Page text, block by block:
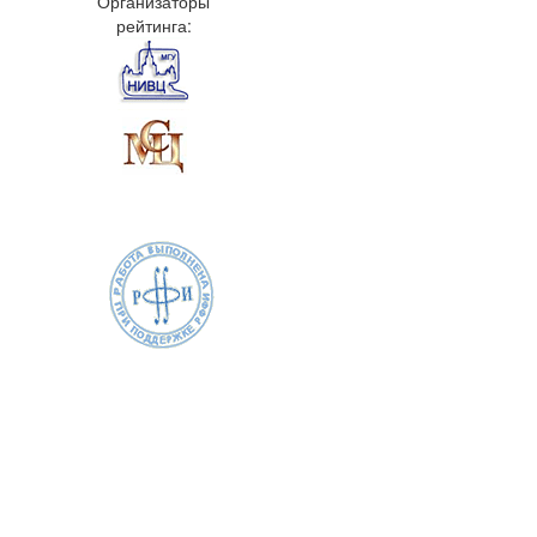
рейтинга: